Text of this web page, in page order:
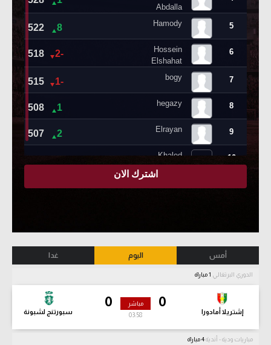
أمس اليوم غدا
الدوري البرتغالي
0
إشتريلا أمادورا
0
سبورتنج لشبونة
مباشر
03:58
مباريات ودية - أندية